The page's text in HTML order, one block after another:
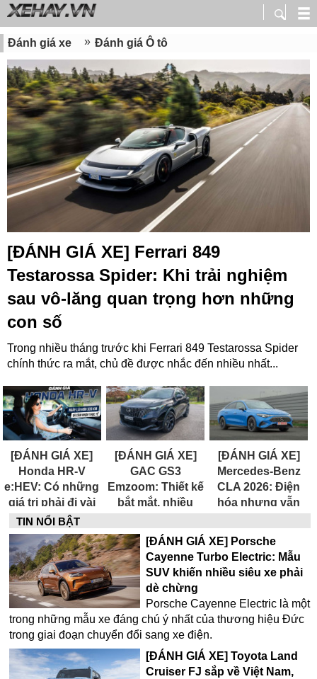
Đánh giá xe Đánh giá Ô tô
[ĐÁNH GIÁ XE] Ferrari 849
Testarossa Spider: Khi trải nghiệm
sau vô-lăng quan trọng hơn những
con số
Trong nhiều tháng trước khi Ferrari 849 Testarossa Spider
chính thức ra mắt, chủ đề được nhắc đến nhiều nhất...
[ĐÁNH GIÁ XE]
Honda HR-V
e:HEV: Có những
giá trị phải đi vài
trăm kilomet mới
hiểu
[ĐÁNH GIÁ XE]
GAC GS3
Emzoom: Thiết kế
bắt mắt, nhiều
hộp số vẫn là
điểm cần cải
thiện
[ĐÁNH GIÁ XE]
Mercedes-Benz
CLA 2026: Điện
hóa nhưng vẫn
TIN NỔI BẬT
[ĐÁNH GIÁ XE] Porsche
Cayenne Turbo Electric: Mẫu
SUV khiến nhiều siêu xe phải
dè chừng
Porsche Cayenne Electric là một
trong những mẫu xe đáng chú ý nhất của thương hiệu Đức
trong giai đoạn chuyển đổi sang xe điện.
[ĐÁNH GIÁ XE] Toyota Land
Cruiser FJ sắp về Việt Nam,